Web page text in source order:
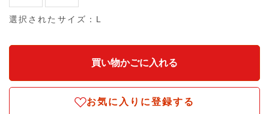
選択されたサイズ：L
お気に入りに登録する